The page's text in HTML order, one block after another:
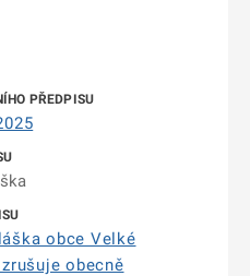
obce Velké
obecně